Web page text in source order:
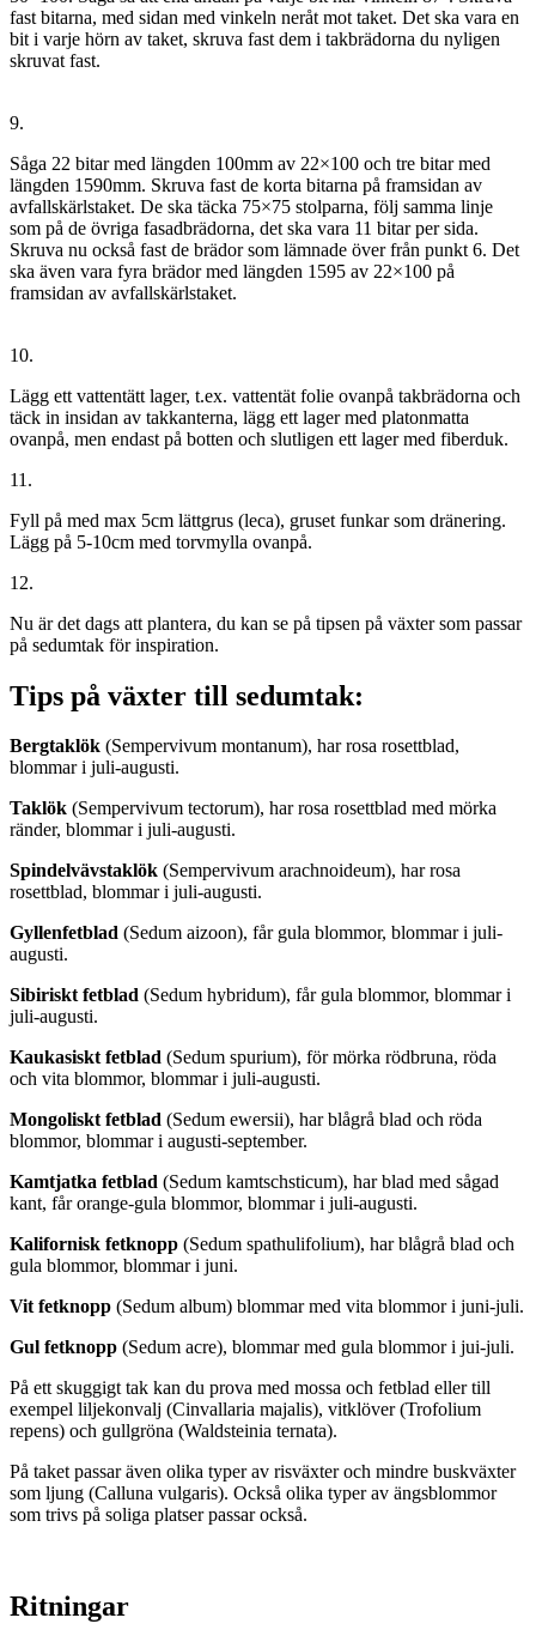
fast bitarna, med sidan med vinkeln neråt mot taket. Det ska vara en
bit i varje hörn av taket, skruva fast dem i takbrädorna du nyligen
skruvat fast.
9.
Såga 22 bitar med längden 100mm av 22×100 och tre bitar med
längden 1590mm. Skruva fast de korta bitarna på framsidan av
avfallskärlstaket. De ska täcka 75×75 stolparna, följ samma linje
som på de övriga fasadbrädorna, det ska vara 11 bitar per sida.
Skruva nu också fast de brädor som lämnade över från punkt 6. Det
ska även vara fyra brädor med längden 1595 av 22×100 på
framsidan av avfallskärlstaket.
10.
Lägg ett vattentätt lager, t.ex. vattentät folie ovanpå takbrädorna och
täck in insidan av takkanterna, lägg ett lager med platonmatta
ovanpå, men endast på botten och slutligen ett lager med fiberduk.
11.
Fyll på med max 5cm lättgrus (leca), gruset funkar som dränering.
Lägg på 5-10cm med torvmylla ovanpå.
12.
Nu är det dags att plantera, du kan se på tipsen på växter som passar
på sedumtak för inspiration.
Tips på växter till sedumtak:
Bergtaklök (Sempervivum montanum), har rosa rosettblad,
blommar i juli-augusti.
Taklök (Sempervivum tectorum), har rosa rosettblad med mörka
ränder, blommar i juli-augusti.
Spindelvävstaklök (Sempervivum arachnoideum), har rosa
rosettblad, blommar i juli-augusti.
Gyllenfetblad (Sedum aizoon), får gula blommor, blommar i juli-
augusti.
Sibiriskt fetblad (Sedum hybridum), får gula blommor, blommar i
juli-augusti.
Kaukasiskt fetblad (Sedum spurium), för mörka rödbruna, röda
och vita blommor, blommar i juli-augusti.
Mongoliskt fetblad (Sedum ewersii), har blågrå blad och röda
blommor, blommar i augusti-september.
Kamtjatka fetblad (Sedum kamtschsticum), har blad med sågad
kant, får orange-gula blommor, blommar i juli-augusti.
Kalifornisk fetknopp (Sedum spathulifolium), har blågrå blad och
gula blommor, blommar i juni.
Vit fetknopp (Sedum album) blommar med vita blommor i juni-juli.
Gul fetknopp (Sedum acre), blommar med gula blommor i jui-juli.
På ett skuggigt tak kan du prova med mossa och fetblad eller till
exempel liljekonvalj (Cinvallaria majalis), vitklöver (Trofolium
repens) och gullgröna (Waldsteinia ternata).
På taket passar även olika typer av risväxter och mindre buskväxter
som ljung (Calluna vulgaris). Också olika typer av ängsblommor
som trivs på soliga platser passar också.
Ritningar